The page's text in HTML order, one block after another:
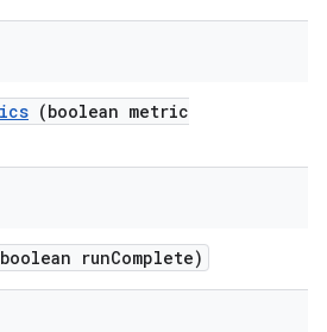
(boolean metric
runComplete)